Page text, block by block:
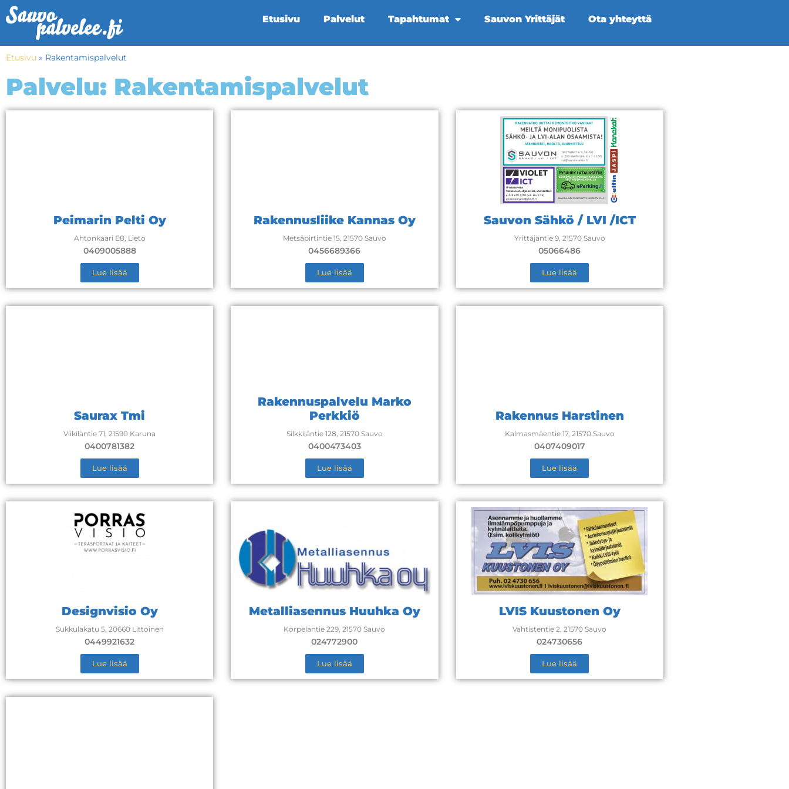
Etusivu Palvelut Tapahtumat Sauvon Yrittäjät Ota yhteyttä
Etusivu » Rakentamispalvelut
Palvelu: Rakentamispalvelut
Peimarin Pelti Oy
Ahtonkaari E8, Lieto
0409005888
Lue lisää
Rakennusliike Kannas Oy
Metsäpirtintie 15, 21570 Sauvo
0456689366
Lue lisää
Sauvon Sähkö / LVI /ICT
Yrittäjäntie 9, 21570 Sauvo
05066486
Lue lisää
Saurax Tmi
Viikiläntie 71, 21590 Karuna
0400781382
Lue lisää
Rakennuspalvelu Marko
Perkkiö
Silkkiläntie 128, 21570 Sauvo
0400473403
Lue lisää
Rakennus Harstinen
Kalmasmäentie 17, 21570 Sauvo
0407409017
Lue lisää
Designvisio Oy
Sukkulakatu 5, 20660 Littoinen
0449921632
Lue lisää
Metalliasennus Huuhka Oy
Korpelantie 229, 21570 Sauvo
024772900
Lue lisää
LVIS Kuustonen Oy
Vahtistentie 2, 21570 Sauvo
024730656
Lue lisää